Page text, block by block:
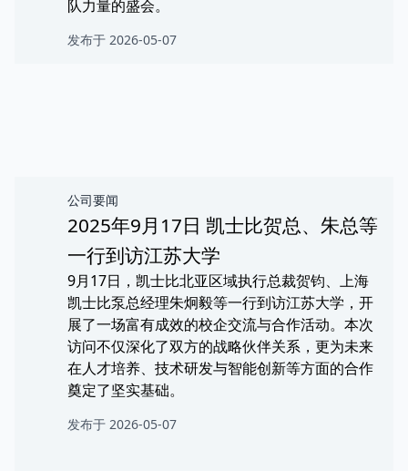
队力量的盛会。
发布于 2026-05-07
公司要闻
2025年9月17日 凯士比贺总、朱总等
一行到访江苏大学
9月17日，凯士比北亚区域执行总裁贺钧、上海
凯士比泵总经理朱炯毅等一行到访江苏大学，开
展了一场富有成效的校企交流与合作活动。本次
访问不仅深化了双方的战略伙伴关系，更为未来
在人才培养、技术研发与智能创新等方面的合作
奠定了坚实基础。
发布于 2026-05-07